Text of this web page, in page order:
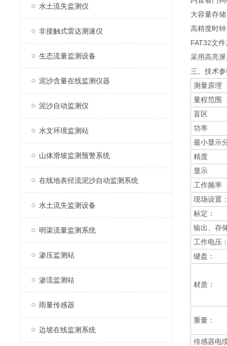
水土流失监测仪
非接触式雷达测速仪
生态流量监测设备
泥沙含量在线监测仪器
泥沙自动监测仪
水文环境监测站
山体滑坡监测预警系统
在线地表径流泥沙自动监测系统
水土流失监测设备
明渠流量监测系统
渗压监测站
渗流监测站
雨量传感器
边坡在线监测系统
大容量存
高精度时
FAT32文
采用高亮
三、技术
测量原理
量程范围
盲区
功率
最小显示
精度
显示
工作频率
现场设置
标定：
输出、存
工作电压
键盘：
材质：
重量：
传感器电